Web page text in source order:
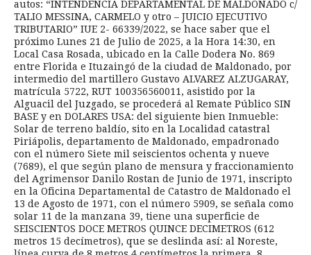
autos: “INTENDENCIA DEPARTAMENTAL DE MALDONADO c/
TALIO MESSINA, CARMELO y otro – JUICIO EJECUTIVO
TRIBUTARIO” IUE 2- 66339/2022, se hace saber que el
próximo Lunes 21 de Julio de 2025, a la Hora 14:30, en
Local Casa Rosada, ubicado en la Calle Dodera No. 869
entre Florida e Ituzaingó de la ciudad de Maldonado, por
intermedio del martillero Gustavo ALVAREZ ALZUGARAY,
matrícula 5722, RUT 100356560011, asistido por la
Alguacil del Juzgado, se procederá al Remate Público SIN
BASE y en DOLARES USA: del siguiente bien Inmueble:
Solar de terreno baldío, sito en la Localidad catastral
Piriápolis, departamento de Maldonado, empadronado
con el número Siete mil seiscientos ochenta y nueve
(7689), el que según plano de mensura y fraccionamiento
del Agrimensor Danilo Rostan de Junio de 1971, inscripto
en la Oficina Departamental de Catastro de Maldonado el
13 de Agosto de 1971, con el número 5909, se señala como
solar 11 de la manzana 39, tiene una superficie de
SEISCIENTOS DOCE METROS QUINCE DECIMETROS (612
metros 15 decímetros), que se deslinda así: al Noreste,